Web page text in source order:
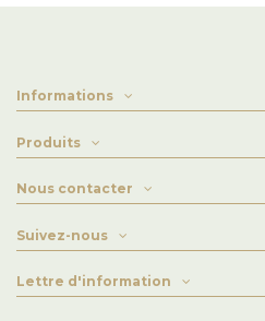
Informations
Produits
Nous contacter
Suivez-nous
Lettre d'information